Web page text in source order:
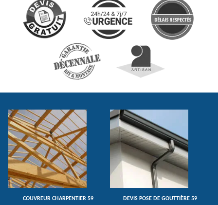
COUVREUR CHARPENTIER 59 DEVIS POSE DE GOUTTIÈRE 59